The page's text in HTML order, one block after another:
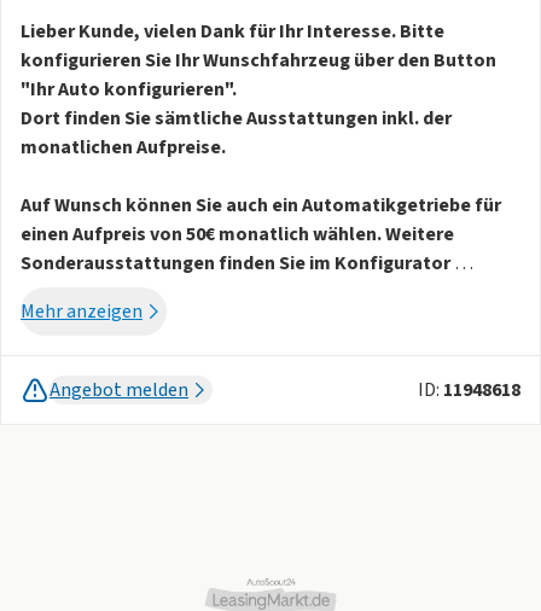
Lieber Kunde, vielen Dank für Ihr Interesse. Bitte
konfigurieren Sie Ihr Wunschfahrzeug über den Button
"Ihr Auto konfigurieren".
Dort finden Sie sämtliche Ausstattungen inkl. der
monatlichen Aufpreise.
Auf Wunsch können Sie auch ein Automatikgetriebe für
einen Aufpreis von 50€ monatlich wählen. Weitere
Sonderausstattungen finden Sie im Konfigurator
Nur für Privatkunden
Fahrzeug muss im Jahr 2025 zugelassen werden. KEINE
Ausnahme möglich
❗️Einmalige Kosten: Überführungskosten: 1599€ inkl.
Mehr anzeigen
Angebot melden ID: 11948618